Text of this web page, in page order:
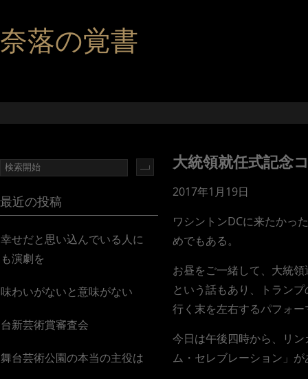
奈落の覚書
大統領就任式記念
2017年1月19日
ワシントンDCに来たかっ
めでもある。
お昼をご一緒して、大統
という話もあり、トラン
行く末を左右するパフォ
今日は午後四時から、リ
ム・セレブレーション」が
最近の投稿
幸せだと思い込んでいる人に
も演劇を
味わいがないと意味がない
台新芸術賞審査会
舞台芸術公園の本当の主役は